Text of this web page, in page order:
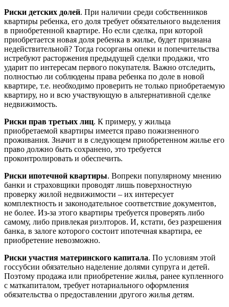
Риски детских долей. При наличии среди собственников
квартиры ребенка, его доля требует обязательного выделения
в приобретенной квартире. Но если сделка, при которой
приобретается новая доля ребенка в жилье, будет признана
недействительной? Тогда госорганы опеки и попечительства
истребуют расторжения предыдущей сделки продажи, что
ударит по интересам первого покупателя. Важно отследить,
полностью ли соблюдены права ребенка по доле в новой
квартире, т.е. необходимо проверить не только приобретаемую
квартиру, но и всю участвующую в альтернативной сделке
недвижимость.
Риски прав третьих лиц. К примеру, у жильца
приобретаемой квартиры имеется право пожизненного
проживания. Значит и в следующем приобретенном жилье его
право должно быть сохранено, это требуется
проконтролировать и обеспечить.
Риски ипотечной квартиры. Вопреки популярному мнению
банки и страховщики проводят лишь поверхностную
проверку жилой недвижимости – их интересует
комплектность и законодательное соответствие документов,
не более. Из-за этого квартиры требуется проверять либо
самому, либо привлекая риэлторов. И, кстати, без разрешения
банка, в залоге которого состоит ипотечная квартира, ее
приобретение невозможно.
Риски участия материнского капитала. По условиям этой
госсубсии обязательно наделение долями супруга и детей.
Поэтому продажа или приобретение жилья, ранее купленного
с маткапиталом, требует нотариального оформления
обязательства о предоставлении другого жилья детям.